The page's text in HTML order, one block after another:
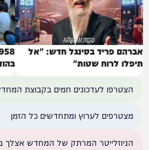
אברהם פריד בסינגל חדש: "אל
תיפלו לרוח שטות"
הצטרפו לעדכונים חמים בקבוצת
מצטרפים לערוץ ומתחדשים כל הזמן
הניוזלייטר המרתק של המחדש אצלך